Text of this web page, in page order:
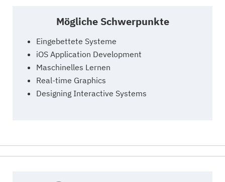
Mögliche Schwerpunkte
Eingebettete Systeme
iOS Application Development
Maschinelles Lernen
Real-time Graphics
Designing Interactive Systems